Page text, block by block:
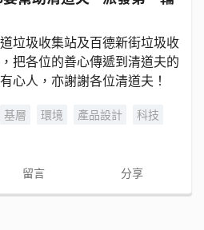
垃圾收集站及百德新街垃圾收
把各位的善心傳遞到清道夫的
心人，亦謝謝各位清道夫！
基層 環境 產品設計
科技
留言 分享